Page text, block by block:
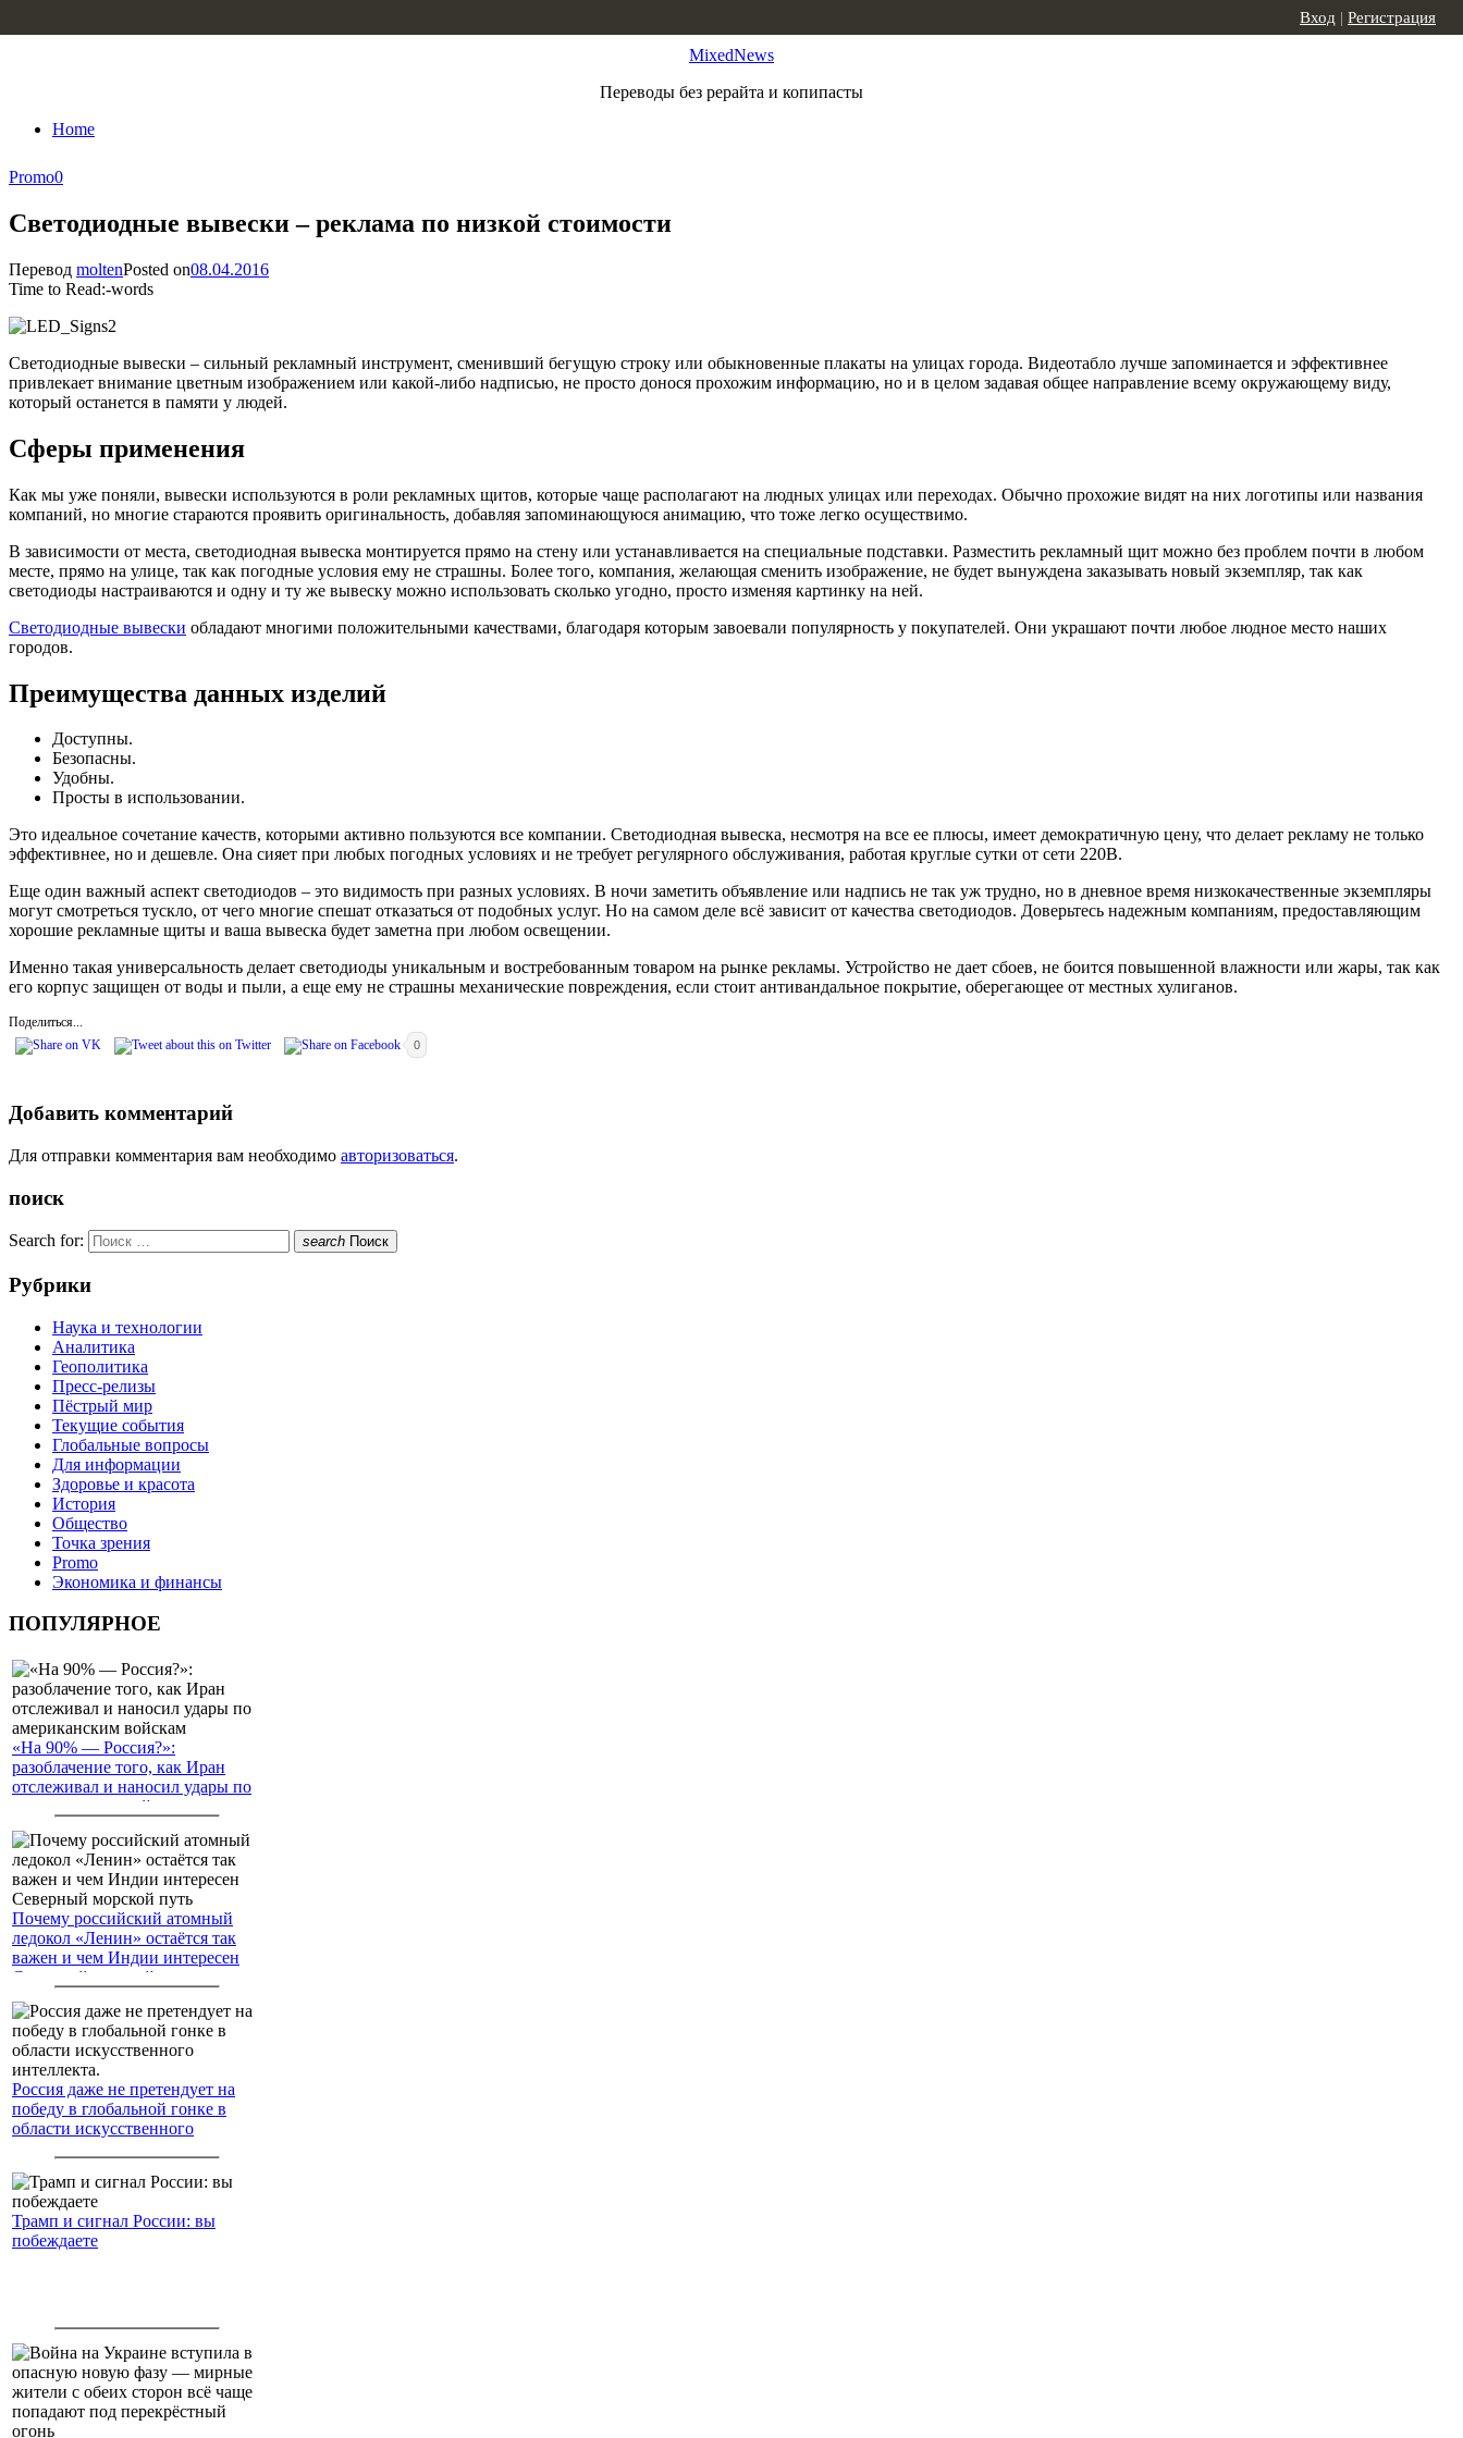
MixedNews
Переводы без рерайта и копипасты
Home
Вход | Регистрация
Promo0
Светодиодные вывески – реклама по низкой стоимости
Перевод moltenPosted on08.04.2016
Time to Read:-words
Светодиодные вывески – сильный рекламный инструмент, сменивший бегущую строку или обыкновенные плакаты на улицах города. Видеотабло лучше запоминается и эффективнее
привлекает внимание цветным изображением или какой-либо надписью, не просто донося прохожим информацию, но и в целом задавая общее направление всему окружающему виду,
который останется в памяти у людей.
Сферы применения
Как мы уже поняли, вывески используются в роли рекламных щитов, которые чаще располагают на людных улицах или переходах. Обычно прохожие видят на них логотипы или названия
компаний, но многие стараются проявить оригинальность, добавляя запоминающуюся анимацию, что тоже легко осуществимо.
В зависимости от места, светодиодная вывеска монтируется прямо на стену или устанавливается на специальные подставки. Разместить рекламный щит можно без проблем почти в любом
месте, прямо на улице, так как погодные условия ему не страшны. Более того, компания, желающая сменить изображение, не будет вынуждена заказывать новый экземпляр, так как
светодиоды настраиваются и одну и ту же вывеску можно использовать сколько угодно, просто изменяя картинку на ней.
Светодиодные вывески обладают многими положительными качествами, благодаря которым завоевали популярность у покупателей. Они украшают почти любое людное место наших
городов.
Преимущества данных изделий
Доступны.
Безопасны.
Удобны.
Просты в использовании.
Это идеальное сочетание качеств, которыми активно пользуются все компании. Светодиодная вывеска, несмотря на все ее плюсы, имеет демократичную цену, что делает рекламу не только
эффективнее, но и дешевле. Она сияет при любых погодных условиях и не требует регулярного обслуживания, работая круглые сутки от сети 220В.
Еще один важный аспект светодиодов – это видимость при разных условиях. В ночи заметить объявление или надпись не так уж трудно, но в дневное время низкокачественные экземпляры
могут смотреться тускло, от чего многие спешат отказаться от подобных услуг. Но на самом деле всё зависит от качества светодиодов. Доверьтесь надежным компаниям, предоставляющим
хорошие рекламные щиты и ваша вывеска будет заметна при любом освещении.
Именно такая универсальность делает светодиоды уникальным и востребованным товаром на рынке рекламы. Устройство не дает сбоев, не боится повышенной влажности или жары, так как
его корпус защищен от воды и пыли, а еще ему не страшны механические повреждения, если стоит антивандальное покрытие, оберегающее от местных хулиганов.
Поделиться...
0
Добавить комментарий
Для отправки комментария вам необходимо авторизоваться.
поиск
Search for: search Поиск
Рубрики
Наука и технологии
Аналитика
Геополитика
Пресс-релизы
Пёстрый мир
Текущие события
Глобальные вопросы
Для информации
Здоровье и красота
История
Общество
Точка зрения
Promo
Экономика и финансы
ПОПУЛЯРНОЕ
«На 90% — Россия?»:
разоблачение того, как Иран
отслеживал и наносил удары по
американским войскам
Почему российский атомный
ледокол «Ленин» остаётся так
важен и чем Индии интересен
Северный морской путь
Россия даже не претендует на
победу в глобальной гонке в
области искусственного
Трамп и сигнал России: вы
побеждаете